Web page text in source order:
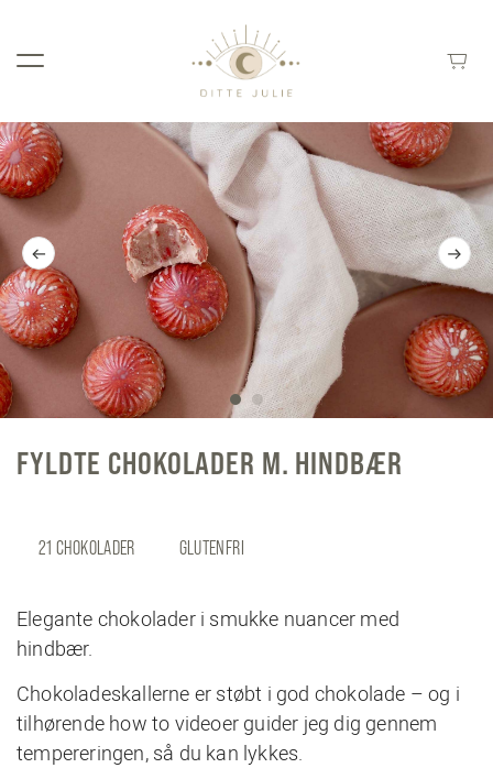
FYLDTE CHOKOLADER M. HINDBÆR
21 CHOKOLADER GLUTENFRI
Elegante chokolader i smukke nuancer med
hindbær.
Chokoladeskallerne er støbt i god chokolade – og i
tilhørende how to videoer guider jeg dig gennem
tempereringen, så du kan lykkes.